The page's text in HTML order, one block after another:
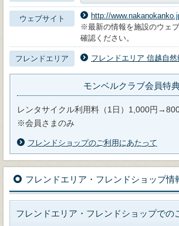
ウェブサイト
http://
※最新の情報を施設のウェ
確認ください。
フレンドエリア フレンドエリア 信越自然
モンベルクラブ会員特
レンタサイクル利用料（1日）1,000円
※会員さまのみ
フレンドショップのご利用にあたって
フレンドエリア・フレンドショップ情
フレンドエリア・フレンドショップでの